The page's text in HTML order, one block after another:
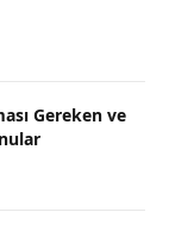
Gereken ve